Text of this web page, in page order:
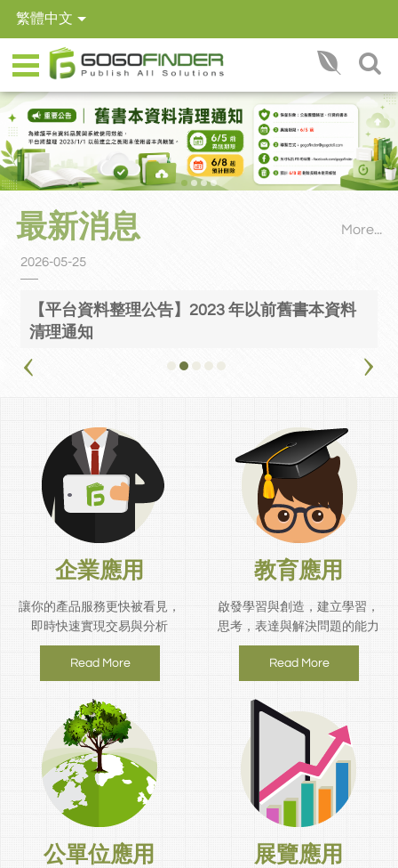
繁體中文
搜尋
最新消息 More...
【平台資料整理公告】2023 年以前舊書本資料
清理通知
2026-05-25
企業應用
讓你的產品服務更快被看見，
即時快速實現交易與分析
Read More
教育應用
啟發學習與創造，建立學習，
思考，表達與解決問題的能力
Read More
公單位應用 展覽應用